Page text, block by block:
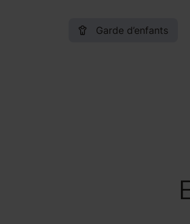
Garde d’enfants